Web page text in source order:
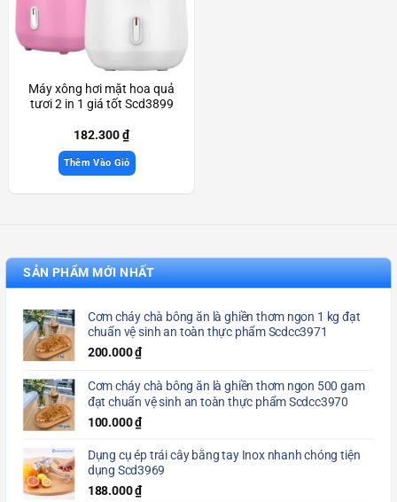
Máy xông hơi mặt hoa quả
tươi 2 in 1 giá tốt Scd3899
182.300₫
Thêm Vào Giỏ
SẢN PHẨM MỚI NHẤT
Cơm cháy chà bông ăn là ghiền thơm ngon 1 kg đạt
chuẩn vệ sinh an toàn thực phẩm Scdcc3971
200.000₫
Cơm cháy chà bông ăn là ghiền thơm ngon 500 gam
đạt chuẩn vệ sinh an toàn thực phẩm Scdcc3970
100.000₫
Dụng cụ ép trái cây bằng tay Inox nhanh chóng tiện
dụng Scd3969
188.000₫